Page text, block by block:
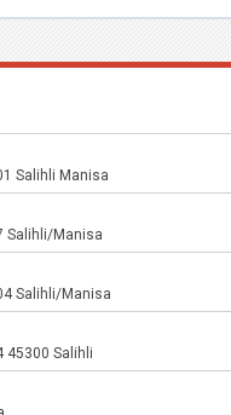
Salihli Manisa
Salihli/Manisa
Salihli/Manisa
45300 Salihli